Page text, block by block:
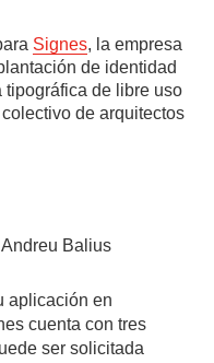
Signes, la empresa
de identidad
de libre uso
de arquitectos
aplicación en
cuenta con tres
ser solicitada